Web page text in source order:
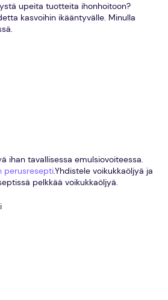
upeita tuotteita ihonhoitoon?
kasvoihin ikääntyvälle. Minulla
ihan tavallisessa emulsiovoiteessa.
perusresepti.Yhdistele voikukkaöljyä ja
pelkkää voikukkaöljyä.